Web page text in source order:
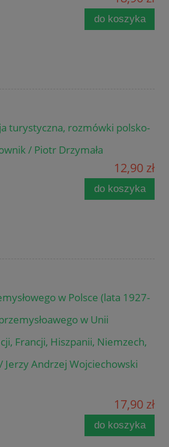
do koszyka
turystyczna, rozmówki polsko-
/ Piotr Drzymała
12,90 zł
do koszyka
w Polsce (lata 1927-
w Unii
Francji, Hiszpanii, Niemzech,
Jerzy Andrzej Wojciechowski
17,90 zł
do koszyka